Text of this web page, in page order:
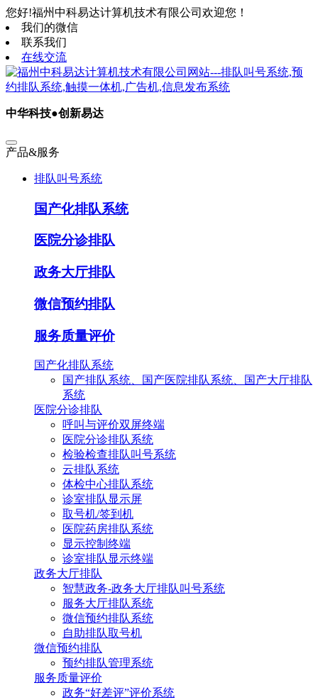
您好!福州中科易达计算机技术有限公司欢迎您！
我们的微信
联系我们
在线交流
中华科技●创新易达
产品&服务
排队叫号系统
国产化排队系统
医院分诊排队
政务大厅排队
微信预约排队
服务质量评价
国产化排队系统
国产排队系统、国产医院排队系统、国产大厅排队
系统
医院分诊排队
呼叫与评价双屏终端
医院分诊排队系统
检验检查排队叫号系统
云排队系统
体检中心排队系统
诊室排队显示屏
取号机/签到机
医院药房排队系统
显示控制终端
诊室排队显示终端
政务大厅排队
智慧政务-政务大厅排队叫号系统
服务大厅排队系统
微信预约排队系统
自助排队取号机
微信预约排队
预约排队管理系统
服务质量评价
政务“好差评”评价系统